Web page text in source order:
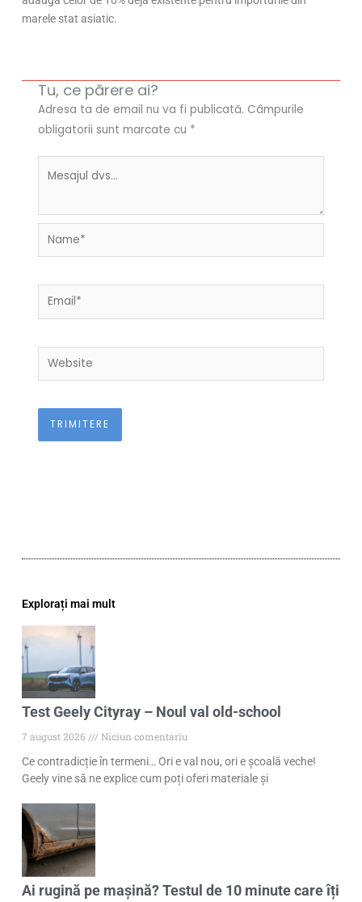
marele stat asiatic.
Tu, ce părere ai?
Adresa ta de email nu va fi publicată. Câmpurile
obligatorii sunt marcate cu *
Name*
Email*
Website
Explorați mai mult
Test Geely Cityray – Noul val old-school
7 august 2026
Niciun comentariu
Ce contradicție în termeni… Ori e val nou, ori e școală veche!
Geely vine să ne explice cum poți oferi materiale și
Ai rugină pe mașină? Testul de 10 minute care îți